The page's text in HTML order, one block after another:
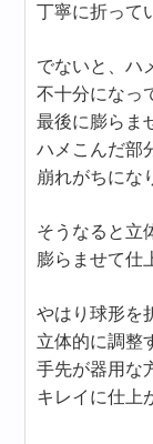
丁寧に折って
でないと、ハ
不十分になっ
最後に膨らま
ハメこんだ部
崩れがちにな
そうなると立
膨らませて仕
やはり球形を
立体的に調整
手先が器用な
キレイに仕上